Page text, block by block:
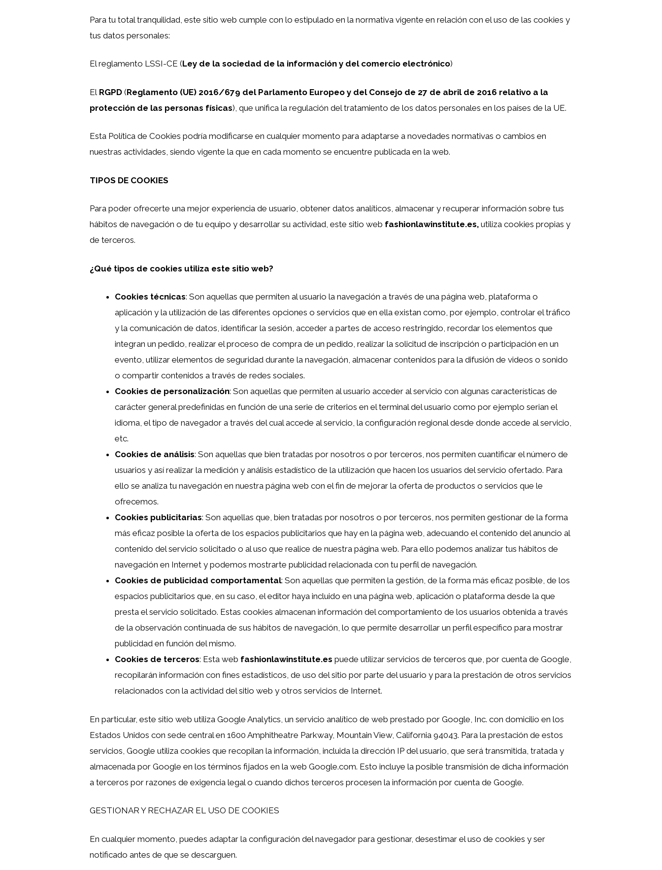
Para tu total tranquilidad, este sitio web cumple con lo estipulado en la normativa vigente en relación con el uso de las cookies y
tus datos personales:
El reglamento LSSI-CE (Ley de la sociedad de la información y del comercio electrónico)
El RGPD (Reglamento (UE) 2016/679 del Parlamento Europeo y del Consejo de 27 de abril de 2016 relativo a la
protección de las personas físicas), que unifica la regulación del tratamiento de los datos personales en los países de la UE.
Esta Política de Cookies podría modificarse en cualquier momento para adaptarse a novedades normativas o cambios en
nuestras actividades, siendo vigente la que en cada momento se encuentre publicada en la web.
TIPOS DE COOKIES
Para poder ofrecerte una mejor experiencia de usuario, obtener datos analíticos, almacenar y recuperar información sobre tus
hábitos de navegación o de tu equipo y desarrollar su actividad, este sitio web fashionlawinstitute.es, utiliza cookies propias y
de terceros.
¿Qué tipos de cookies utiliza este sitio web?
Cookies técnicas: Son aquellas que permiten al usuario la navegación a través de una página web, plataforma o
aplicación y la utilización de las diferentes opciones o servicios que en ella existan como, por ejemplo, controlar el tráfico
y la comunicación de datos, identificar la sesión, acceder a partes de acceso restringido, recordar los elementos que
integran un pedido, realizar el proceso de compra de un pedido, realizar la solicitud de inscripción o participación en un
evento, utilizar elementos de seguridad durante la navegación, almacenar contenidos para la difusión de videos o sonido
o compartir contenidos a través de redes sociales.
Cookies de personalización: Son aquellas que permiten al usuario acceder al servicio con algunas características de
carácter general predefinidas en función de una serie de criterios en el terminal del usuario como por ejemplo serian el
idioma, el tipo de navegador a través del cual accede al servicio, la configuración regional desde donde accede al servicio,
etc.
Cookies de análisis: Son aquellas que bien tratadas por nosotros o por terceros, nos permiten cuantificar el número de
usuarios y así realizar la medición y análisis estadístico de la utilización que hacen los usuarios del servicio ofertado. Para
ello se analiza tu navegación en nuestra página web con el fin de mejorar la oferta de productos o servicios que le
ofrecemos.
Cookies publicitarias: Son aquellas que, bien tratadas por nosotros o por terceros, nos permiten gestionar de la forma
más eficaz posible la oferta de los espacios publicitarios que hay en la página web, adecuando el contenido del anuncio al
contenido del servicio solicitado o al uso que realice de nuestra página web. Para ello podemos analizar tus hábitos de
navegación en Internet y podemos mostrarte publicidad relacionada con tu perfil de navegación.
Cookies de publicidad comportamental: Son aquellas que permiten la gestión, de la forma más eficaz posible, de los
espacios publicitarios que, en su caso, el editor haya incluido en una página web, aplicación o plataforma desde la que
presta el servicio solicitado. Estas cookies almacenan información del comportamiento de los usuarios obtenida a través
de la observación continuada de sus hábitos de navegación, lo que permite desarrollar un perfil específico para mostrar
publicidad en función del mismo.
Cookies de terceros: Esta web fashionlawinstitute.es puede utilizar servicios de terceros que, por cuenta de Google,
recopilarán información con fines estadísticos, de uso del sitio por parte del usuario y para la prestación de otros servicios
relacionados con la actividad del sitio web y otros servicios de Internet.
En particular, este sitio web utiliza Google Analytics, un servicio analítico de web prestado por Google, Inc. con domicilio en los
Estados Unidos con sede central en 1600 Amphitheatre Parkway, Mountain View, California 94043. Para la prestación de estos
servicios, Google utiliza cookies que recopilan la información, incluida la dirección IP del usuario, que será transmitida, tratada y
almacenada por Google en los términos fijados en la web Google.com. Esto incluye la posible transmisión de dicha información
a terceros por razones de exigencia legal o cuando dichos terceros procesen la información por cuenta de Google.
GESTIONAR Y RECHAZAR EL USO DE COOKIES
En cualquier momento, puedes adaptar la configuración del navegador para gestionar, desestimar el uso de cookies y ser
notificado antes de que se descarguen.